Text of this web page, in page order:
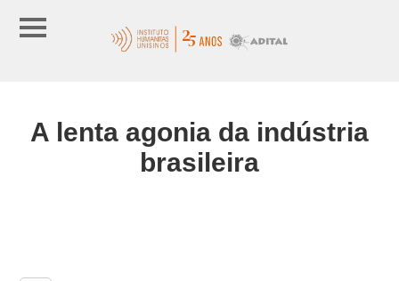
A lenta agonia da indústria
brasileira